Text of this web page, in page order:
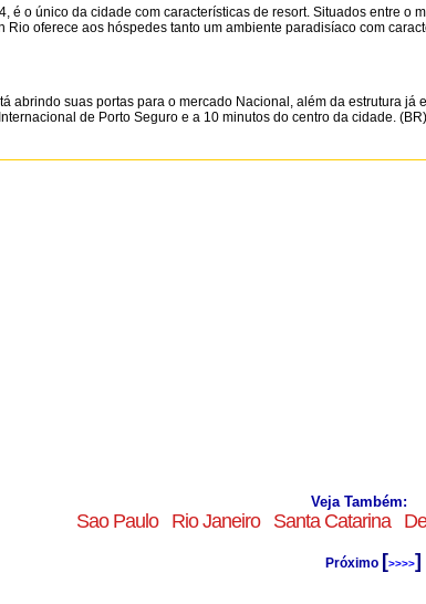
é o único da cidade com características de resort. Situados entre
oferece aos hóspedes tanto um ambiente paradisíaco com
abrindo suas portas para o mercado Nacional, além da estrutura
de Porto Seguro e a 10 minutos do centro da cidade. (BR)
Veja Também:
Sao Paulo Rio Janeiro Santa Catarina
Próximo [>>>>]